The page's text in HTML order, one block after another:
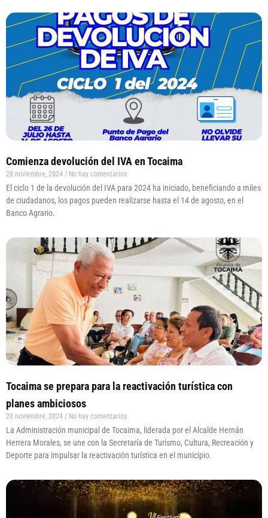
Comienza devolución del IVA en Tocaima
28 noviembre, 2024 No hay comentarios
El ciclo 1 de la devolución del IVA para 2024 ha iniciado, beneficiando a miles
de ciudadanos, los pagos pueden realizarse hasta el 14 de agosto, en el
Banco Agrario.
Tocaima se prepara para la reactivación turística con
planes ambiciosos
28 noviembre, 2024 No hay comentarios
La Administración municipal de Tocaima, liderada por el Alcalde Hernán
Herrera Morales, se une con la Secretaría de Turismo, Cultura, Recreación y
Deporte para impulsar la reactivación turística en el municipio.